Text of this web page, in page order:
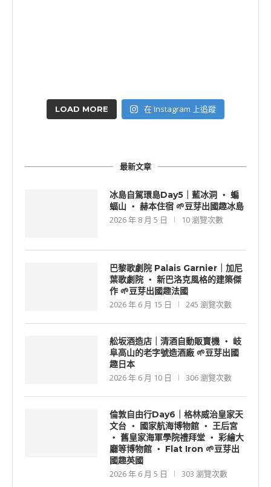
LOAD MORE 在 Instagram 上追蹤
最新文章
冰島自駕環島Day5｜藍冰洞 ‧ 蝙
蝠山 ‧ 赫本住宿 🌱豆芽出國趣冰島
2026 年 8 月 5 日
10 瀏覽次數
巴黎歌劇院 Palais Garnier｜加尼
葉歌劇院 ‧ 新巴洛克風格的建築傑
作 🌱豆芽出國趣法國
2026 年 6 月 15 日
245 瀏覽次數
舩坂酒造店｜清酒自動販賣機 ‧ 岐
阜高山的老字號造酒廠 🌱豆芽出國
趣日本
2026 年 6 月 10 日
306 瀏覽次數
倫敦自由行Day6｜格林威治皇家天
文台 ‧ 國家航海博物館 ‧ 王后宮
‧ 舊皇家海軍學院禮拜堂 ‧ 彩繪大
廳等博物館 ‧ Flat Iron 🌱豆芽出
國趣英國
2026 年 6 月 5 日
303 瀏覽次數